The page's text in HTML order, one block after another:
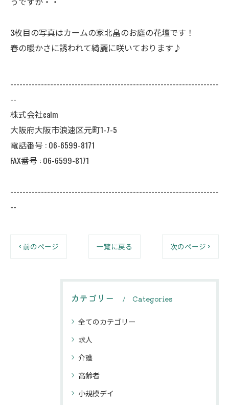
3枚目の写真はカームの家北畠のお庭の花壇です！
春の暖かさに誘われて綺麗に咲いております♪
--------------------------------------------------------------------
--
株式会社calm
大阪府大阪市浪速区元町1-7-5
電話番号 : 06-6599-8171
FAX番号 : 06-6599-8171
--------------------------------------------------------------------
--
< 前のページ 一覧に戻る 次のページ >
カテゴリー Categories
全てのカテゴリー
求人
介護
高齢者
小規模デイ